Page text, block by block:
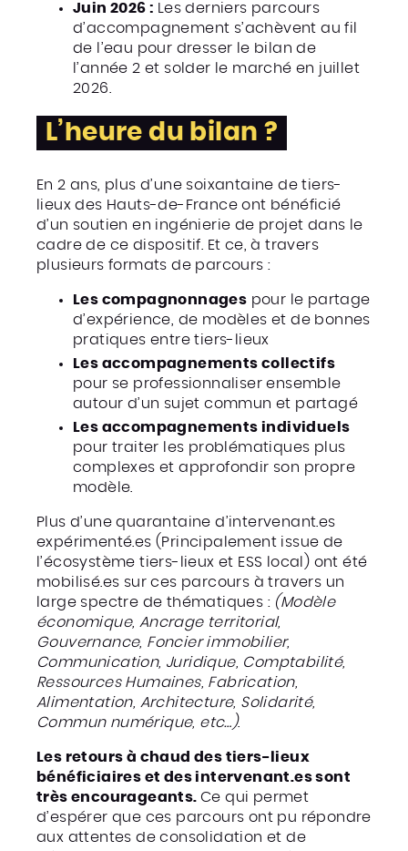
Juin 2026 : Les derniers parcours
d’accompagnement s’achèvent au fil
de l’eau pour dresser le bilan de
l’année 2 et solder le marché en juillet
2026.
L’heure du bilan ?
En 2 ans, plus d’une soixantaine de tiers-
lieux des Hauts-de-France ont bénéficié
d’un soutien en ingénierie de projet dans le
cadre de ce dispositif. Et ce, à travers
plusieurs formats de parcours :
Les compagnonnages pour le partage
d’expérience, de modèles et de bonnes
pratiques entre tiers-lieux
Les accompagnements collectifs
pour se professionnaliser ensemble
autour d’un sujet commun et partagé
Les accompagnements individuels
pour traiter les problématiques plus
complexes et approfondir son propre
modèle.
Plus d’une quarantaine d’intervenant.es
expérimenté.es (Principalement issue de
l’écosystème tiers-lieux et ESS local) ont été
mobilisé.es sur ces parcours à travers un
large spectre de thématiques : (Modèle
économique, Ancrage territorial,
Gouvernance, Foncier immobilier,
Communication, Juridique, Comptabilité,
Ressources Humaines, Fabrication,
Alimentation, Architecture, Solidarité,
Commun numérique, etc…).
Les retours à chaud des tiers-lieux
bénéficiaires et des intervenant.es sont
très encourageants. Ce qui permet
d’espérer que ces parcours ont pu répondre
aux attentes de consolidation et de